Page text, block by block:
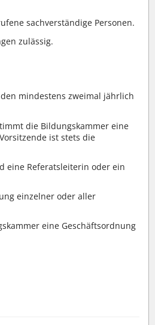
sachverständige Personen.
zulässig.
mindestens zweimal jährlich
die Bildungskammer eine
ist stets die
eine Referatsleiterin oder ein
einzelner oder aller
eine Geschäftsordnung